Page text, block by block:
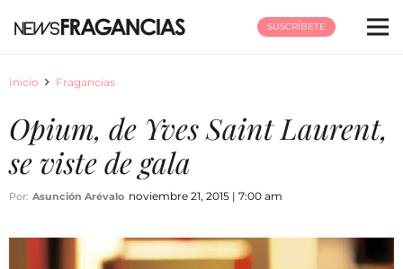
SUSCRÍBETE
Inicio Fragancias
Opium, de Yves Saint Laurent,
se viste de gala
Por: Asunción Arévalo noviembre 21, 2015 | 7:00 am